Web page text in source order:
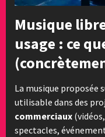
Musique
usage : ce
La musique proposée
utilisable dans des
commerciaux
spectacles,